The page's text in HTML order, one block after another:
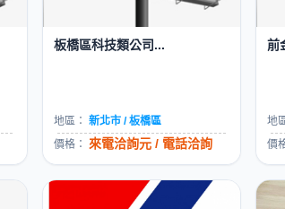
板橋區科技類公司...
地區： 新北市 / 板橋區
價格： 來電洽詢元 / 電話洽詢
前
地
價